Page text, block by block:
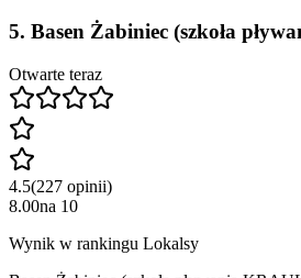
5. Basen Żabiniec (szkoła
Otwarte teraz
4.5(227 opinii)
8.00na 10
Wynik w rankingu Lokalsy